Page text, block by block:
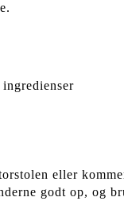
eller
godt op, og